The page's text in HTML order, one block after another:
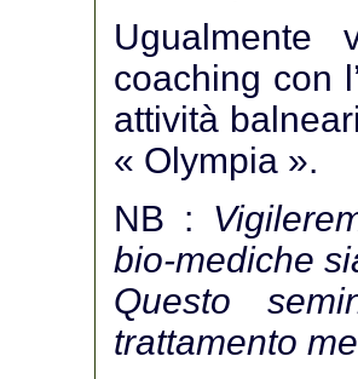
coaching con
attività
« Olympia ».
NB :
bio-mediche
Questo
trattamento